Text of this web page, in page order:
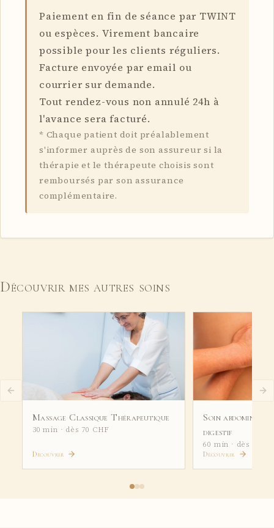
Paiement en fin de séance par TWINT
ou espèces. Virement bancaire
possible pour les clients réguliers.
Facture envoyée par email ou
courrier sur demande.
Tout rendez-vous non annulé 24h à
l'avance sera facturé.
* Chaque patient doit préalablement
s'informer auprès de son assureur si la
thérapie et le thérapeute choisis sont
remboursés par son assurance
complémentaire.
Découvrir mes autres soins
Massage Classique Thérapeutique
30 min · dès 70 CHF
Découvrir
Soin abdominal
digestif
60 min · dès 130
Découvrir